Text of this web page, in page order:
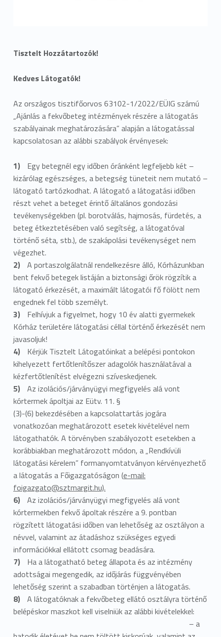
Tisztelt Hozzátartozók!
Kedves Látogatók!
Az országos tisztifőorvos 63102-1/2022/EÜIG számú
„Ajánlás a fekvőbeteg intézmények részére a látogatás
szabályainak meghatározására” alapján a látogatással
kapcsolatosan az alábbi szabályok érvényesek:
Egy betegnél egy időben óránként legfeljebb két –
kizárólag egészséges, a betegség tüneteit nem mutató –
látogató tartózkodhat. A látogató a látogatási időben
részt vehet a beteget érintő általános gondozási
tevékenységekben (pl. borotválás, hajmosás, fürdetés, a
beteg étkeztetésében való segítség, a látogatóval
történő séta, stb.), de szakápolási tevékenységet nem
végezhet.
A portaszolgálatnál rendelkezésre álló, Kórházunkban
bent fekvő betegek listáján a biztonsági őrök rögzítik a
látogató érkezését, a maximált látogatói fő fölött nem
engednek fel több személyt.
Felhívjuk a figyelmet, hogy 10 év alatti gyermekek
Kórház területére látogatási céllal történő érkezését nem
javasoljuk!
Kérjük Tisztelt Látogatóinkat a belépési pontokon
kihelyezett fertőtlenítőszer adagolók használatával a
kézfertőtlenítést elvégezni szíveskedjenek.
Az izolációs/járványügyi megfigyelés alá vont
kórtermek ápoltjai az Eütv. 11. §
(3)-(6) bekezdésében a kapcsolattartás jogára
vonatkozóan meghatározott esetek kivételével nem
látogathatók. A törvényben szabályozott esetekben a
korábbiakban meghatározott módon, a „Rendkívüli
látogatási kérelem” formanyomtatványon kérvényezhető
a látogatás a Főigazgatóságon (e-mail:
foigazgato@sztmargit.hu).
Az izolációs/járványügyi megfigyelés alá vont
kórtermekben fekvő ápoltak részére a 9. pontban
rögzített látogatási időben van lehetőség az osztályon a
névvel, valamint az átadáshoz szükséges egyedi
információkkal ellátott csomag beadására.
Ha a látogatható beteg állapota és az intézmény
adottságai megengedik, az időjárás függvényében
lehetőség szerint a szabadban történjen a látogatás.
A látogatóknak a fekvőbeteg ellátó osztályra történő
belépéskor maszkot kell viselniük az alábbi kivételekkel:
– a